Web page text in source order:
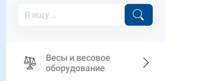
Весы и весовое
оборудование